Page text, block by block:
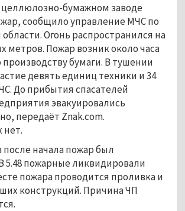
бумажном заводе
сообщило управление МЧС по
Огонь распространился на
метров. Пожар возник около часа
производству бумаги. В тушении
девять единиц техники и 34
До прибытия спасателей
эвакуировались
передаёт Znak.com.
нет.
после начала пожар был
5.48 пожарные ликвидировали
пожара проводится проливка и
конструкций. Причина ЧП